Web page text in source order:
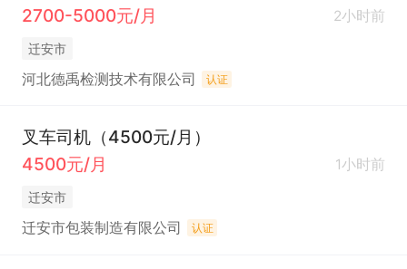
2700-5000元/月
2小时前
迁安市
河北德禹检测技术有限公司 认证
叉车司机（4500元/月）
4500元/月
1小时前
迁安市
迁安市包装制造有限公司 认证